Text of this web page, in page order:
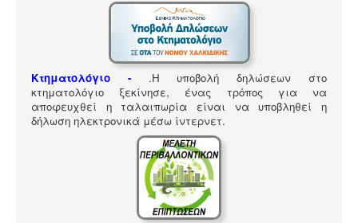
Κτηματολόγιο - .Η υποβολή δηλώσεων στο
κτηματολόγιο ξεκίνησε, ένας τρόπος για να
αποφευχθεί η ταλαιπωρία είναι να υποβληθεί η
δήλωση ηλεκτρονικά μέσω ίντερνετ.